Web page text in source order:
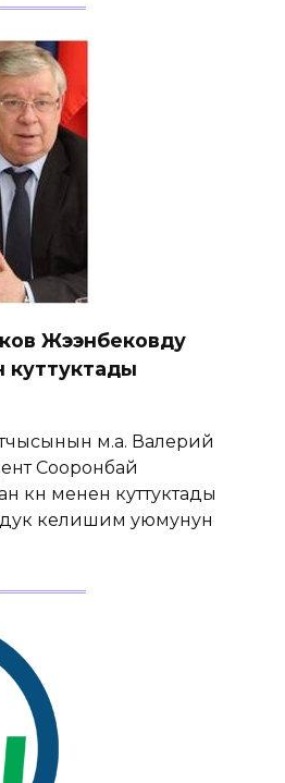
Жээнбековду
куттуктады
м.а. Валерий
Сооронбай
күнү менен куттуктады
келишим уюмунун